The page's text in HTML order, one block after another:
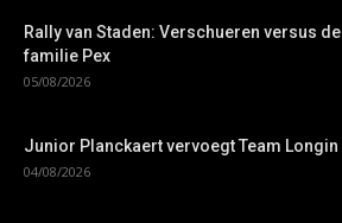
Rally van Staden: Verschueren versus de
familie Pex
05/08/2026
Junior Planckaert vervoegt Team Longin
04/08/2026